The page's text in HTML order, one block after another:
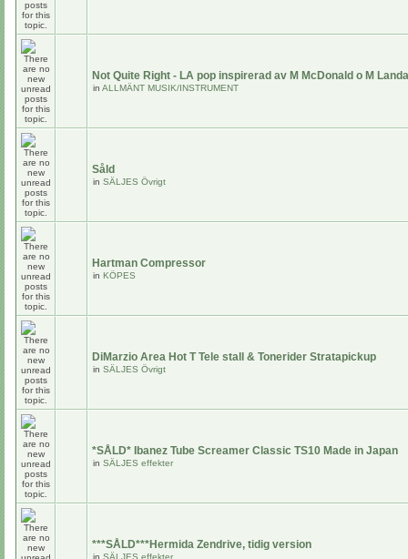
Not Quite Right - LA pop inspirerad av M McDonald o M
in ALLMÄNT MUSIK/INSTRUMENT
Såld
in SÄLJES Övrigt
Hartman Compressor
in KÖPES
DiMarzio Area Hot T Tele stall & Tonerider Stratapickup
in SÄLJES Övrigt
*SÅLD* Ibanez Tube Screamer Classic TS10 Made in Japan
in SÄLJES effekter
***SÅLD***Hermida Zendrive, tidig version
in SÄLJES effekter